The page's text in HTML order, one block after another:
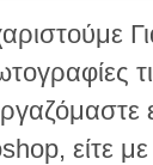
είτε